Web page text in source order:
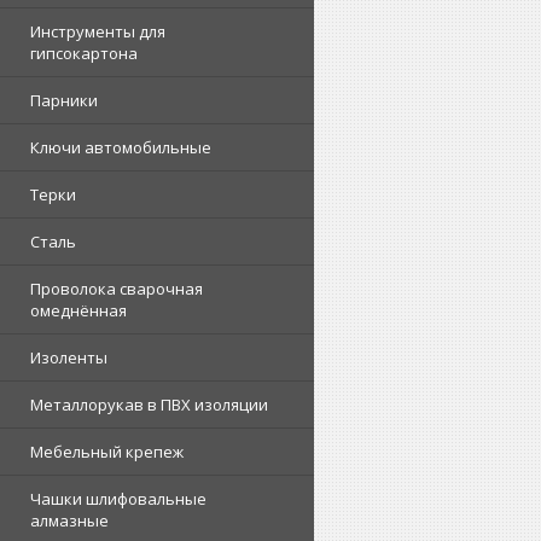
Инструменты для
гипсокартона
Парники
Ключи автомобильные
Терки
Сталь
Проволока сварочная
омеднённая
Изоленты
Металлорукав в ПВХ изоляции
Мебельный крепеж
Чашки шлифовальные
алмазные